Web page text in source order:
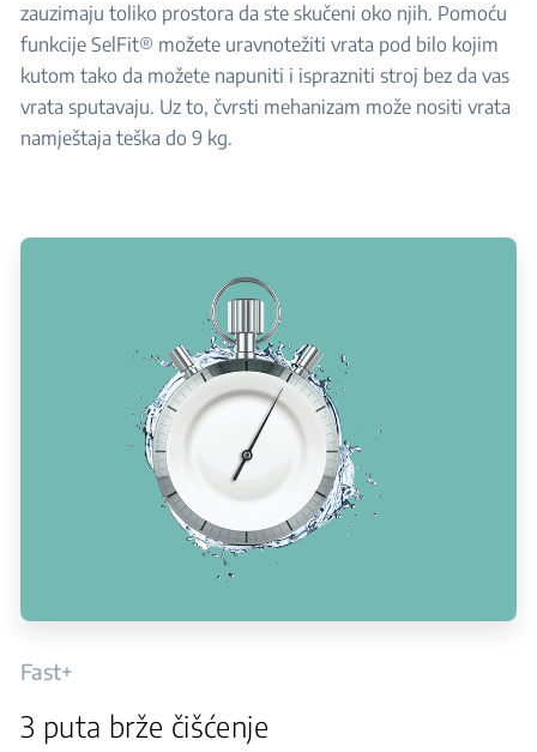
zauzimaju toliko prostora da ste skučeni oko njih. Pomoću
funkcije SelFit® možete uravnotežiti vrata pod bilo kojim
kutom tako da možete napuniti i isprazniti stroj bez da vas
vrata sputavaju. Uz to, čvrsti mehanizam može nositi vrata
namještaja teška do 9 kg.
Fast+
3 puta brže čišćenje